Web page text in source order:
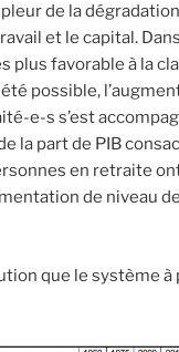
de la
et le capital.
plus favorable à la
possible,
e-s s’est
la part de PIB
en retraite
de niveau
que le système